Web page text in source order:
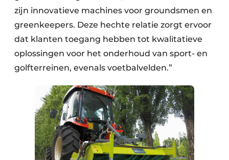
zijn innovatieve machines voor groundsmen en
greenkeepers. Deze hechte relatie zorgt ervoor
dat klanten toegang hebben tot kwalitatieve
oplossingen voor het onderhoud van sport- en
golfterreinen, evenals voetbalvelden.”